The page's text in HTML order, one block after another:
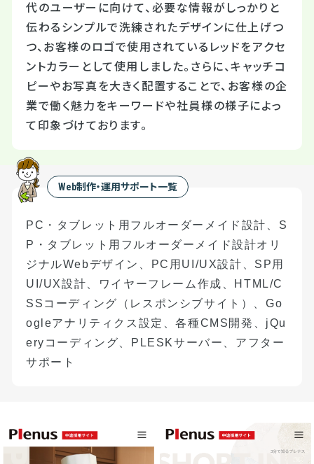
代のユーザーに向けて、必要な情報がしっかりと
伝わるシンプルで洗練されたデザインに仕上げつ
つ、お客様のロゴで使用されているレッドをアクセ
ントカラーとして使用しました。さらに、キャッチコ
ピーやお写真を大きく配置することで、お客様の企
業で働く魅力をキーワードや社員様の様子によっ
て印象づけております。
Web制作・運用サポート一覧
PC ・タブレット用フルオーダーメイド設計
S
P ・タブレット用フルオーダーメイド設計オリ
ジナルWebデザイン、 PC 用 UI/UX設計、 SP 用
UI/UX設計、ワイヤーフレーム作成、 HTML/C
SS コーディング（ レスポンシブサイト） 、Go
ogleアナリティクス設定、各種CMS 開発、 jQu
ery コーディング、 PLESKサーバー、アフター
サポート